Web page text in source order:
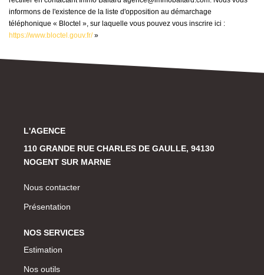
informons de l'existence de la liste d'opposition au démarchage
téléphonique « Bloctel », sur laquelle vous pouvez vous inscrire ici :
https://www.bloctel.gouv.fr/»
L'AGENCE
110 GRANDE RUE CHARLES DE GAULLE, 94130
NOGENT SUR MARNE
Nous contacter
Présentation
NOS SERVICES
Estimation
Nos outils